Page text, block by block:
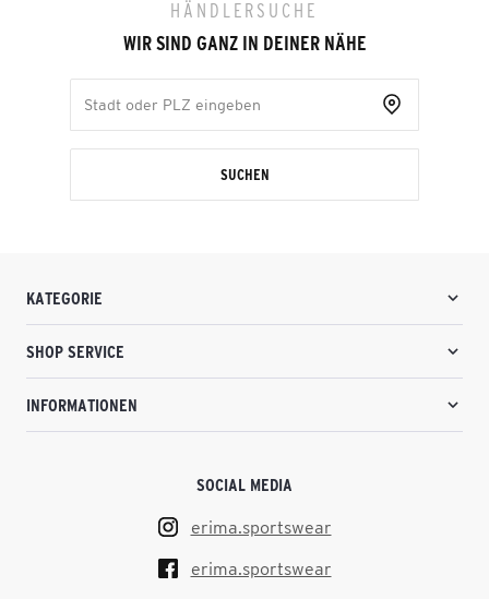
HÄNDLERSUCHE
WIR SIND GANZ IN DEINER NÄHE
SUCHEN
KATEGORIE
SHOP SERVICE
INFORMATIONEN
SOCIAL MEDIA
erima.sportswear
erima.sportswear